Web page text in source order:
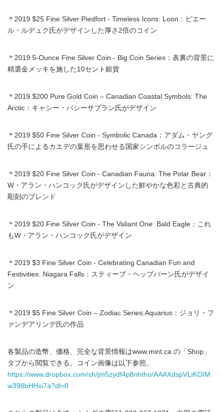
＊2019 $25 Fine Silver Piedfort - Timeless Icons: Loon：ピエー
ル・ルデュク氏がデザインした厚さ2倍のコイン
＊2019 5-Ounce Fine Silver Coin - Big Coin Series：表裏の背景に
精選金メッキを施した10セント銀貨
＊2019 $200 Pure Gold Coin – Canadian Coastal Symbols: The
Arctic：キャシー・バシーサブラン氏がデザイン
＊2019 $50 Fine Silver Coin - Symbolic Canada：アダム・ヤング
氏の手によるカエデの葉形を思わせる国家シンボルのコラージュ
＊2019 $20 Fine Silver Coin - Canadian Fauna: The Polar Bear：
W・アラン・ハンコック氏がデザインした鮮やかな色彩と古典的
彫刻のブレンド
＊2019 $20 Fine Silver Coin - The Valiant One: Bald Eagle：これ
もW・アラン・ハンコック氏がデザイン
＊2019 $3 Fine Silver Coin - Celebrating Canadian Fun and
Festivities: Niagara Falls：スティーブ・ヘップバーン氏がデザイ
ン
＊2019 $5 Fine Silver Coin – Zodiac Series:Aquarius：ジョリ・フ
ァンデアリンデ氏の作品
各製品の造幣、価格、完全な背景情報はwww.mint.ca の「Shop」
タブから閲覧できる。コイン画像は以下参照。
https://www.dropbox.com/sh/jm5zydf4p8nhtho/AAAXdspVLiKOIM
w398bHHxi7a?dl=0